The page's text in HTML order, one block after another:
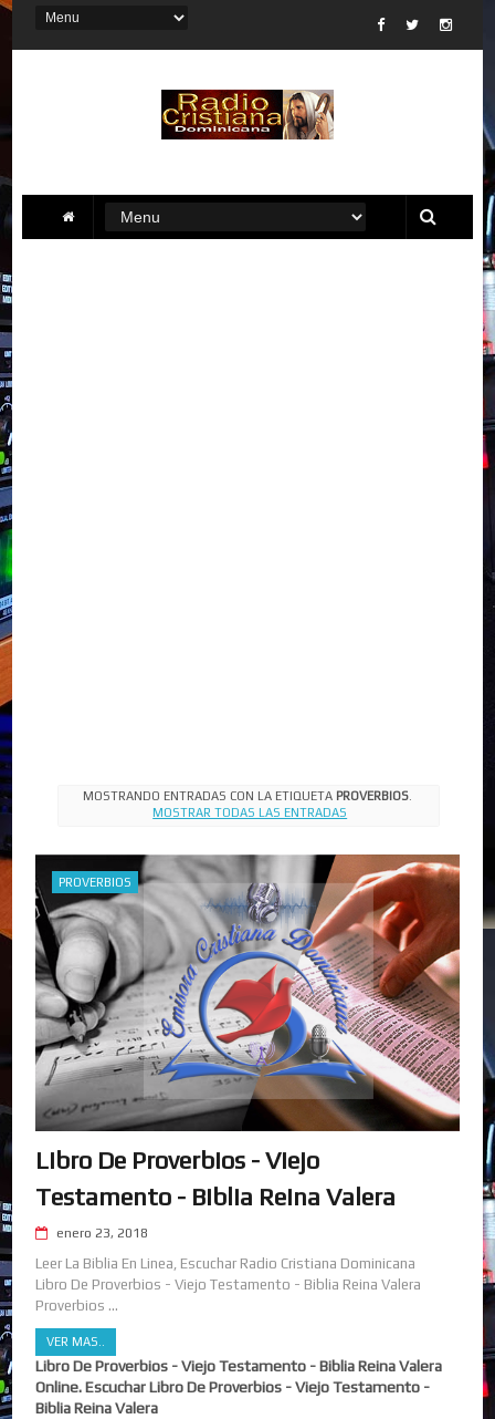
MOSTRANDO ENTRADAS CON LA ETIQUETA PROVERBIOS
MOSTRAR TODAS LAS ENTRADAS
PROVERBIOS
Libro De Proverbios - Viejo
Testamento - Biblia Reina Valera
enero 23, 2018
Leer La Biblia En Linea, Escuchar Radio Cristiana Dominicana
Libro De Proverbios - Viejo Testamento - Biblia Reina Valera
Proverbios ...
VER MAS..
Libro De Proverbios - Viejo Testamento - Biblia Reina Valera
Online. Escuchar Libro De Proverbios - Viejo Testamento -
Biblia Reina Valera